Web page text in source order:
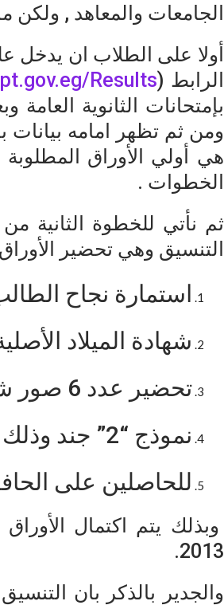
الجامعات والمعاهد , ولكن
أولا على الطلاب ان يدخل
الرابط (Results/
بإمتحانات الثانوية
ومن ثم تظهر امامه بيانات
هي أولي الأوراق
الخطوات .
ثم نأتي للخطوة الثانية
التنسيق وهي تحضير
استمارة نجاح
شهادة الميلاد
تحضير عدد 6 صور شخصية للطالب .
نموذج “2” جند وذلك للطلاب الذكور ويعفى منها الإناث.
للحاصلين على
وبذلك يتم اكتمال
2013.